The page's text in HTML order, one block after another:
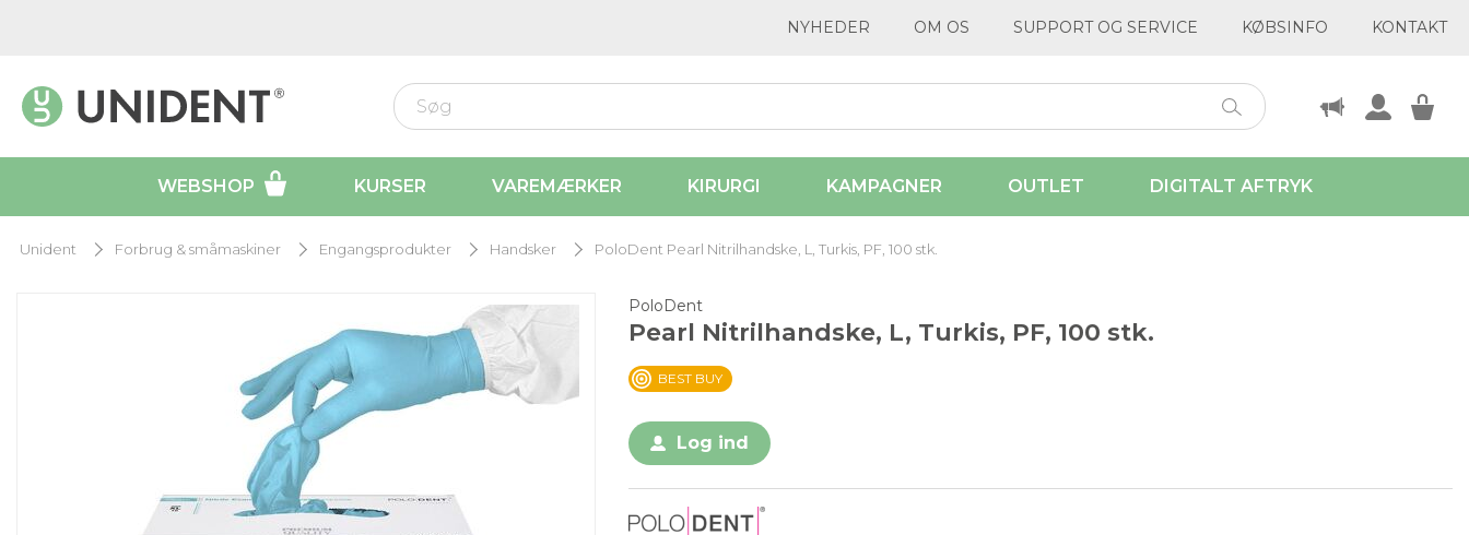
NYHEDER OM OS SUPPORT OG SERVICE KØBSINFO KONTAKT
WEBSHOP KURSER VAREMÆRKER KIRURGI KAMPAGNER OUTLET DIGITALT AFTRYK
Unident Forbrug & småmaskiner Engangsprodukter Handsker PoloDent Pearl Nitrilhandske, L, Turkis, PF, 100 stk.
PoloDent
Pearl Nitrilhandske, L, Turkis, PF, 100 stk.
BEST BUY
Log ind